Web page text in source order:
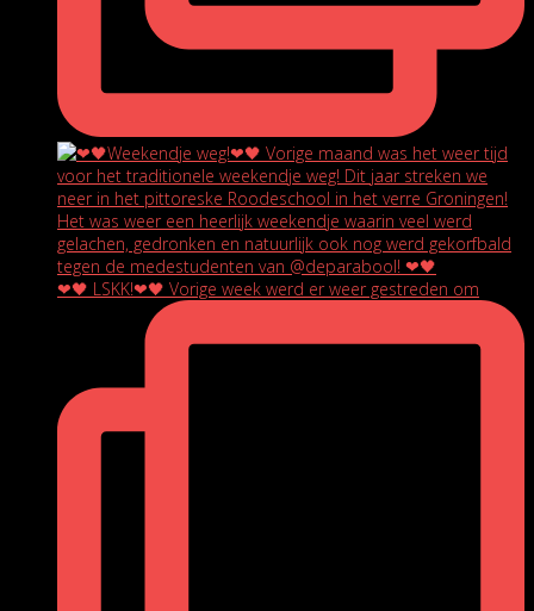
❤🖤 LSKK!❤🖤 Vorige week werd er weer gestreden om